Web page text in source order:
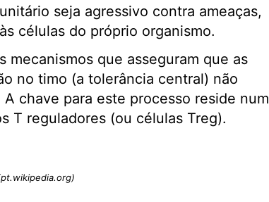
seja agressivo contra ameaças,
células do próprio organismo.
que asseguram que as
no timo (a tolerância central) não
chave para este processo reside num
T reguladores (ou células Treg).